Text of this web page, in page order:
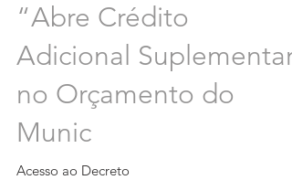
“Abre Crédito
Adicional Suplementar
no Orçamento do
Munic
Acesso ao Decreto